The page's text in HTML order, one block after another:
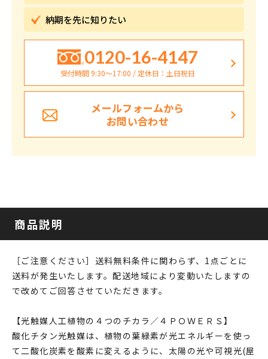
納期を先に知りたい
0120-16-4147
受付時間 9:30〜17:00 / 定休日：土日祝日
メールフォームから
お問い合わせ
商品説明
［ご注意ください］送料無料条件に関わらず、1点ごとに
送料が発生いたします。配送地域により変動いたしますの
で改めてご回答させていただきます。
【光触媒人工植物の４つのチカラ／４ＰＯＷＥＲＳ】
酸化チタン光触媒は、植物の葉緑素が光エネルギーを使っ
て二酸化炭素を酸素に変えるように、太陽の光や可視光(屋